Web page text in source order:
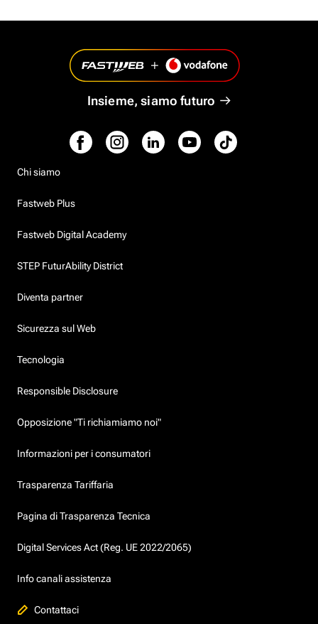
Insieme, siamo futuro
Chi siamo
Fastweb Plus
Fastweb Digital Academy
STEP FuturAbility District
Diventa partner
Sicurezza sul Web
Tecnologia
Responsible Disclosure
Opposizione "Ti richiamiamo noi"
Informazioni per i consumatori
Trasparenza Tariffaria
Pagina di Trasparenza Tecnica
Digital Services Act (Reg. UE 2022/2065)
Info canali assistenza
Contattaci